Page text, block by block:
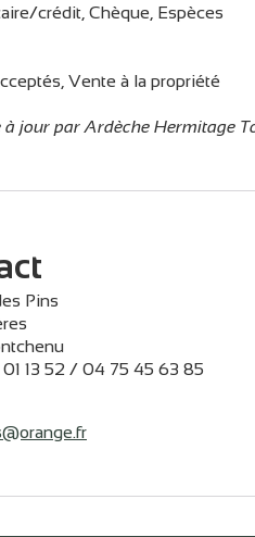
crédit, Chèque, Espèces
Vente à la propriété
à jour par Ardèche Hermitage
Pins
13 52 / 04 75 45 63 85